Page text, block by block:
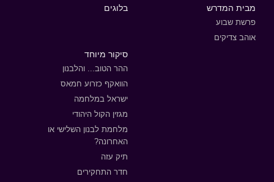
מבית המדרש
פרשת שבוע
אוהב צדיקים
בלוגים
סיקור מיוחד
ההר הטוב... והלבנון
הוואקף כזרוע חמאס
ישראל במלחמה
מגזין הקול היהודי
מלחמת לבנון השלישי או
האחרונה?
תיק עזה
חדר התחקירים